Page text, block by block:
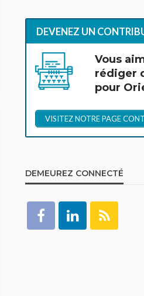
DEVENEZ UN
Vous
rédiger
pour
VISITEZ NOTRE PAGE
DEMEUREZ CONNECTÉ